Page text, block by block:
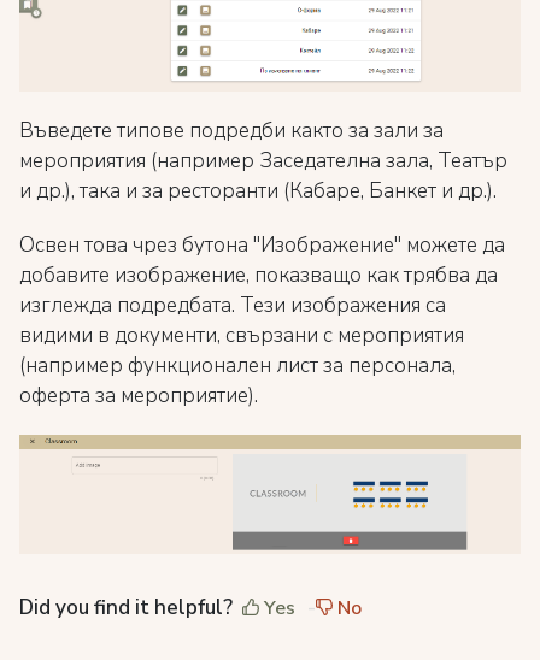
Въведете типове подредби както за зали за
мероприятия (например Заседателна зала, Театър
и др.), така и за ресторанти (Кабаре, Банкет и др.).
Освен това чрез бутона "Изображение" можете да
добавите изображение, показващо как трябва да
изглежда подредбата. Тези изображения са
видими в документи, свързани с мероприятия
(например функционален лист за персонала,
оферта за мероприятие).
Did you find it helpful? Yes No